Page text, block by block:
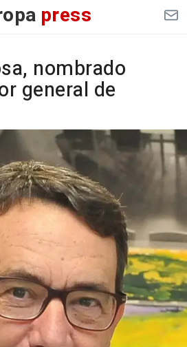
press
nombrado
general de